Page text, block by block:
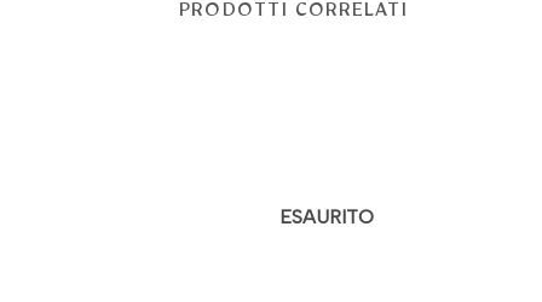
PRODOTTI CORRELATI
ESAURITO